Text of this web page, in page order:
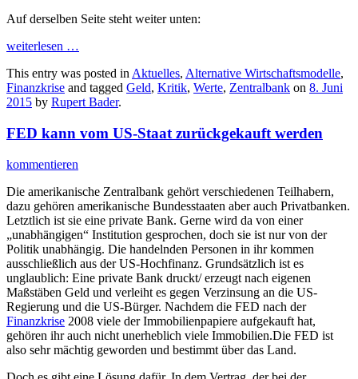
Auf derselben Seite steht weiter unten:
weiterlesen …
This entry was posted in Aktuelles, Alternative Wirtschaftsmodelle,
Finanzkrise and tagged Geld, Kritik, Werte, Zentralbank on 8. Juni
2015 by Rupert Bader.
FED kann vom US-Staat zurückgekauft werden
kommentieren
Die amerikanische Zentralbank gehört verschiedenen Teilhabern,
dazu gehören amerikanische Bundesstaaten aber auch Privatbanken.
Letztlich ist sie eine private Bank. Gerne wird da von einer
„unabhängigen“ Institution gesprochen, doch sie ist nur von der
Politik unabhängig. Die handelnden Personen in ihr kommen
ausschließlich aus der US-Hochfinanz. Grundsätzlich ist es
unglaublich: Eine private Bank druckt/ erzeugt nach eigenen
Maßstäben Geld und verleiht es gegen Verzinsung an die US-
Regierung und die US-Bürger. Nachdem die FED nach der
Finanzkrise 2008 viele der Immobilienpapiere aufgekauft hat,
gehören ihr auch nicht unerheblich viele Immobilien.Die FED ist
also sehr mächtig geworden und bestimmt über das Land.